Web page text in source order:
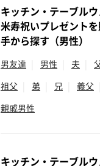
キッチン・テーブル
米寿祝いプレゼント
手から探す（男性）
男友達 男性 夫
祖父
弟 兄 義父
親戚男性
キッチン・テーブル